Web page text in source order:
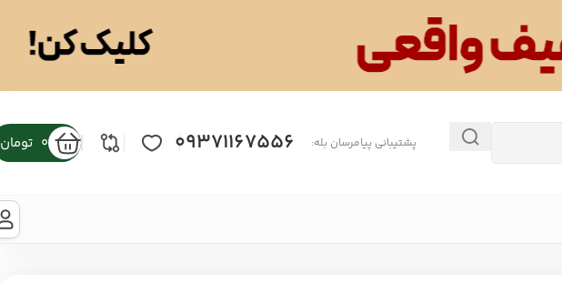
پشتیبانی پیامرسان بله: 09371167556
0 تومان